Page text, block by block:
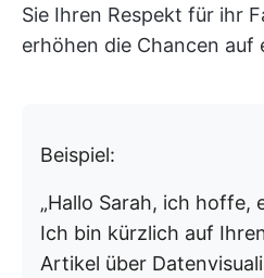
Sie Ihren Respekt für ihr
erhöhen die Chancen
Beispiel:
„Hallo Sarah, ich hoffe,
Ich bin kürzlich auf
Artikel über